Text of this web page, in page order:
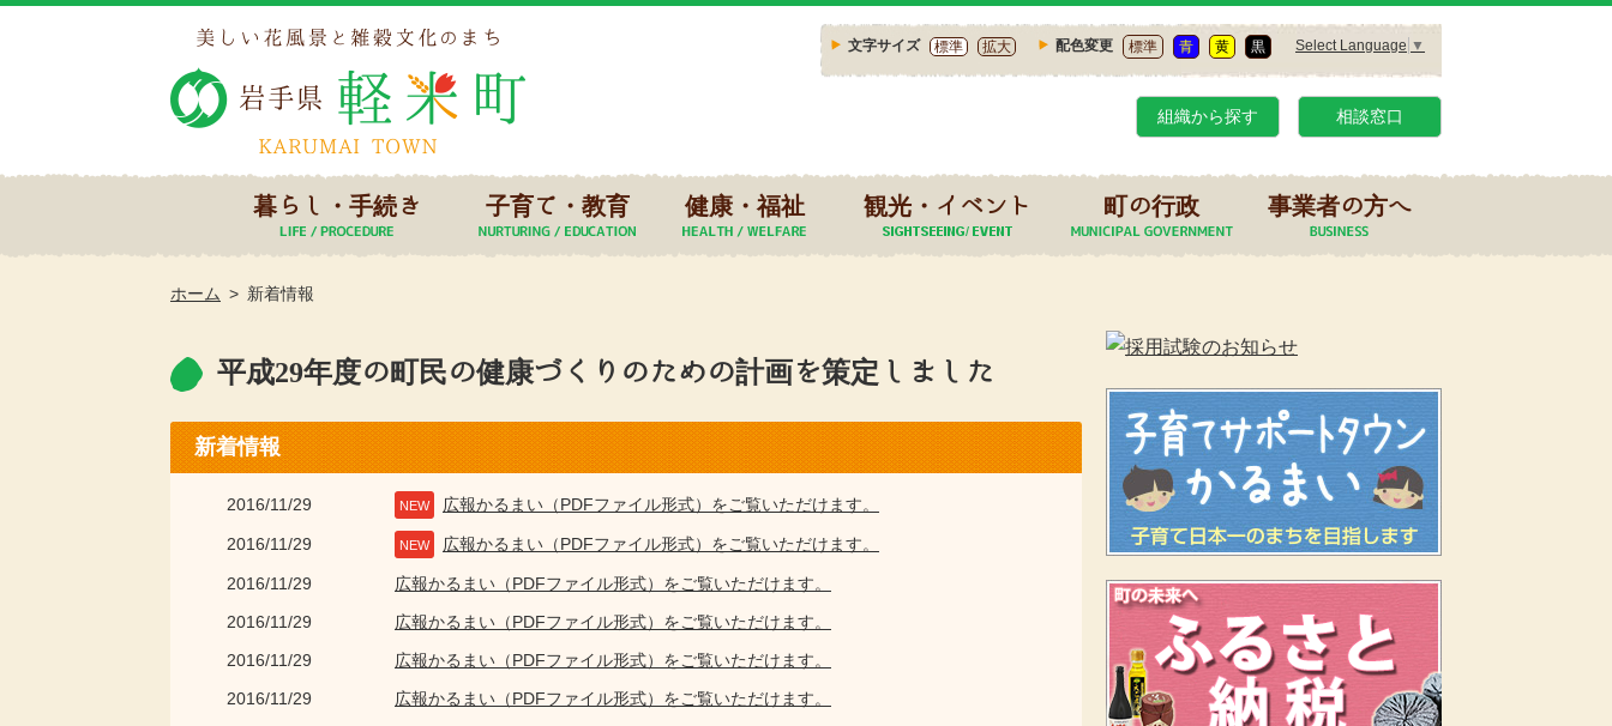
文字サイズ 標準 拡大 配色変更 標準 青 黄 黒 Select Language ▼
組織から探す 相談窓口
暮らし・手続き 子育て・教育 健康・福祉 観光・イベント 町の行政 事業者の方へ
ホーム 新着情報
平成29年度の町民の健康づくりのための計画を策定しました
新着情報
2016/11/29 NEW 広報かるまい（PDFファイル形式）をご覧いただけます。
2016/11/29 NEW 広報かるまい（PDFファイル形式）をご覧いただけます。
2016/11/29
広報かるまい（PDFファイル形式）をご覧いただけます。
2016/11/29
広報かるまい（PDFファイル形式）をご覧いただけます。
2016/11/29
広報かるまい（PDFファイル形式）をご覧いただけます。
2016/11/29
広報かるまい（PDFファイル形式）をご覧いただけます。